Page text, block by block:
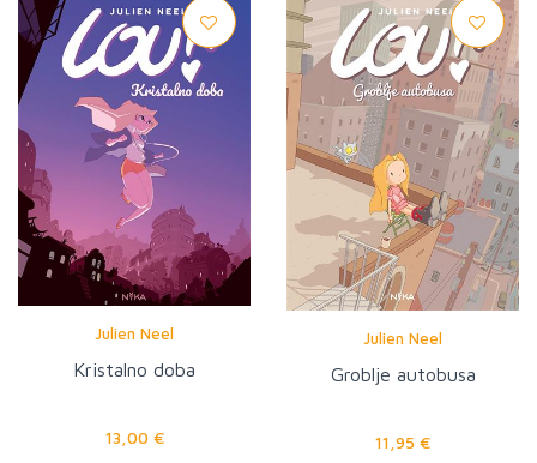
Julien Neel
Kristalno doba
13,00 €
Julien Neel
Groblje autobusa
11,95 €